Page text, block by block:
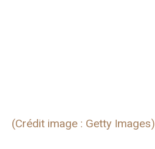
(Crédit image : Getty Images)